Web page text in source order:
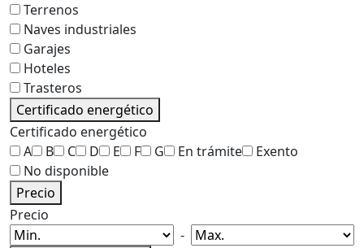
Terrenos
Naves industriales
Garajes
Hoteles
Trasteros
Certificado energético
Certificado energético
A
B C D E F G En trámite
Exento
No disponible
Precio
Precio
-